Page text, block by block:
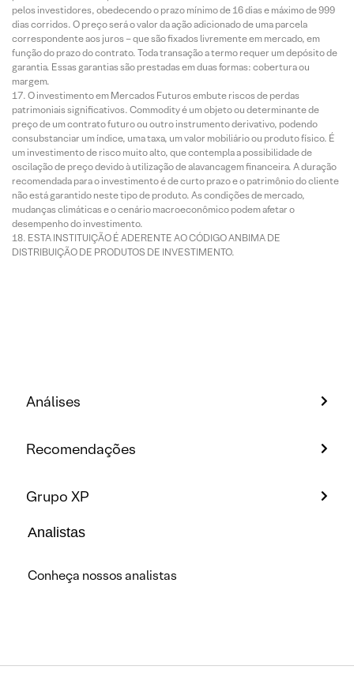
pelos investidores, obedecendo o prazo mínimo de 16 dias e máximo de 999
dias corridos. O preço será o valor da ação adicionado de uma parcela
correspondente aos juros – que são fixados livremente em mercado, em
função do prazo do contrato. Toda transação a termo requer um depósito de
garantia. Essas garantias são prestadas em duas formas: cobertura ou
margem.
O investimento em Mercados Futuros embute riscos de perdas
patrimoniais significativos. Commodity é um objeto ou determinante de
preço de um contrato futuro ou outro instrumento derivativo, podendo
consubstanciar um índice, uma taxa, um valor mobiliário ou produto físico. É
um investimento de risco muito alto, que contempla a possibilidade de
oscilação de preço devido à utilização de alavancagem financeira. A duração
recomendada para o investimento é de curto prazo e o patrimônio do cliente
não está garantido neste tipo de produto. As condições de mercado,
mudanças climáticas e o cenário macroeconômico podem afetar o
desempenho do investimento.
ESTA INSTITUIÇÃO É ADERENTE AO CÓDIGO ANBIMA DE
DISTRIBUIÇÃO DE PRODUTOS DE INVESTIMENTO.
Análises
Recomendações
Grupo XP
Analistas
Conheça nossos analistas